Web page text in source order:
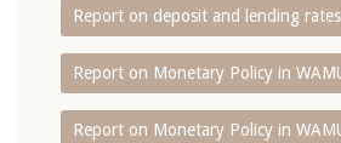
Report on deposit and lending
Report on Monetary Policy in
Report on Monetary Policy in